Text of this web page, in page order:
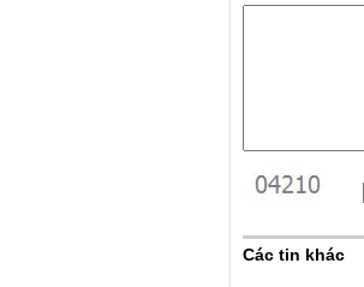
Các tin khác